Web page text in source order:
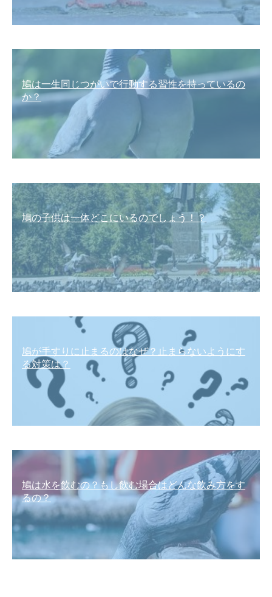
鳩は一生同じつがいで行動する習性を持っているの
か？
鳩の子供は一体どこにいるのでしょう！？
鳩が手すりに止まるのはなぜ？止まらないようにす
る対策は？
鳩は水を飲むの？もし飲む場合はどんな飲み方をす
るの？